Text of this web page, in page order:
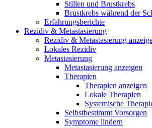
Stillen und Brustkrebs
Brustkrebs während der
Erfahrungsberichte
Rezidiv & Metastasierung
Rezidiv & Metastasierung
Lokales Rezidiv
Metastasierung
Metastasierung anzeigen
Therapien
Therapien anzeigen
Lokale Therapien
Systemische
Selbstbestimmt Vorsorgen
Symptome lindern